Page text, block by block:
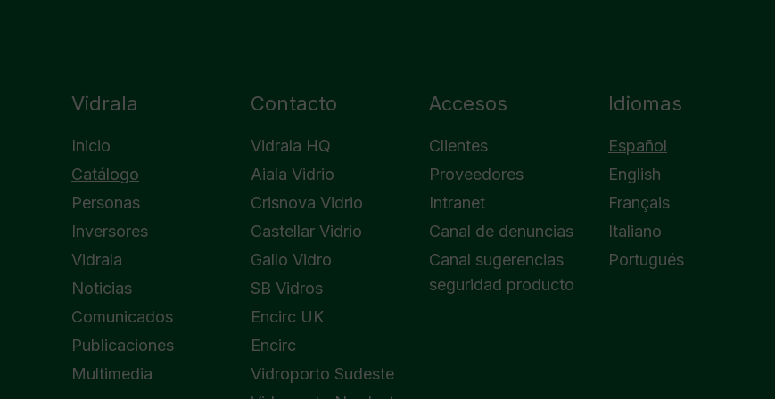
Vidrala
Inicio
Catálogo
Personas
Inversores
Vidrala
Noticias
Comunicados
Publicaciones
Multimedia
Contacto
Vidrala HQ
Aiala Vidrio
Crisnova Vidrio
Castellar Vidrio
Gallo Vidro
SB Vidros
Encirc UK
Encirc
Vidroporto Sudeste
Accesos
Clientes
Proveedores
Intranet
Canal de denuncias
Canal sugerencias
seguridad producto
Idiomas
Español
English
Français
Italiano
Portugués